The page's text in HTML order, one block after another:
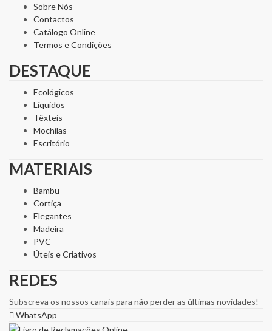
Sobre Nós
Contactos
Catálogo Online
Termos e Condições
DESTAQUE
Ecológicos
Líquidos
Têxteis
Mochilas
Escritório
MATERIAIS
Bambu
Cortiça
Elegantes
Madeira
PVC
Úteis e Criativos
REDES
Subscreva os nossos canais para não perder as últimas novidades!
WhatsApp